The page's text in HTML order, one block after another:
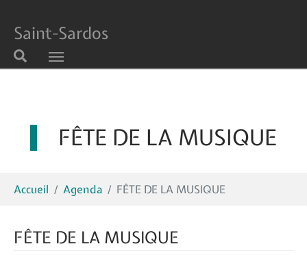
Saint-Sardos
FÊTE DE LA MUSIQUE
Accueil Agenda FÊTE DE LA MUSIQUE
FÊTE DE LA MUSIQUE